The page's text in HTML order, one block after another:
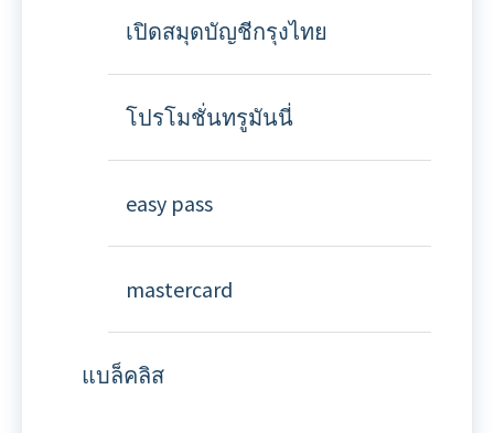
เปิดสมุดบัญชีกรุงไทย
โปรโมชั่นทรูมันนี่
easy pass
mastercard
แบล็คลิส